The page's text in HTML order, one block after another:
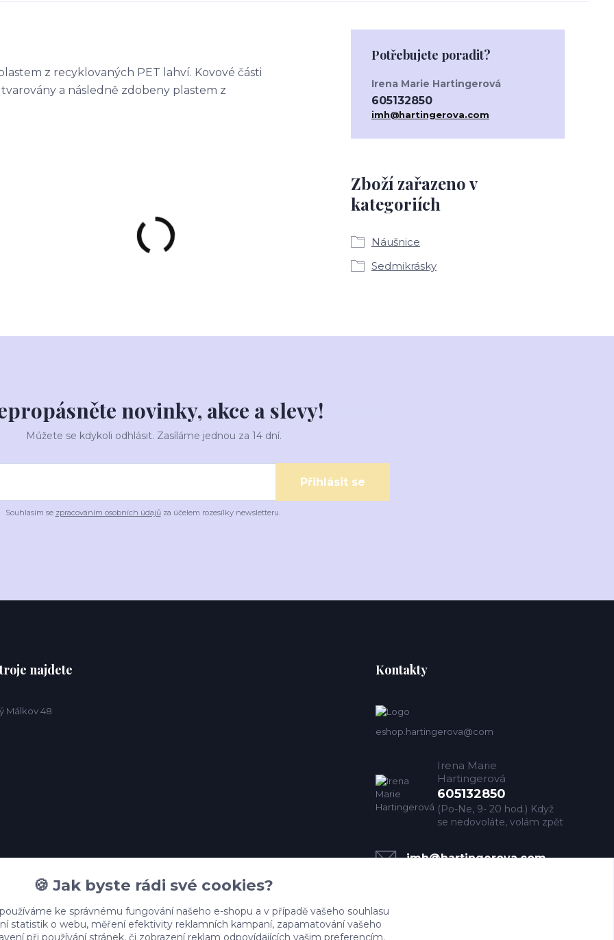
z recyklovaných PET lahví. Kovové části
a následně zdobeny plastem z
Zboží zařazeno v
kategoriích
Náušnice
Sedmikrásky
Potřebujete poradit?
Irena Marie Hartingerová
605132850
imh@hartingerova.com
novinky, akce a slevy!
Můžete se kdykoli odhlásit. Zasíláme jednou za 14 dní.
Přihlásit se
Souhlasím se zpracováním osobních údajůza účelem rozesílky newsletteru.
najdete
Málkov 48
Kontakty
eshop.hartingerova@com
Irena Marie
Hartingerová
605132850
(Po-Ne, 9- 20 hod.) Když
se nedovoláte, volám zpět
imh@hartingerova.com
🍪 Jak byste rádi své cookies?
ke správnému fungování našeho e-shopu a v případě vašeho souhlasu
statistik o webu, měření efektivity reklamních kampaní, zapamatování vašeho
při používání stránek, či zobrazení reklam odpovídajících vašim preferencím.